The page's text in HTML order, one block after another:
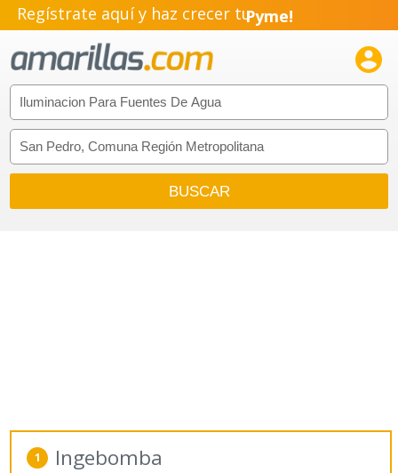
Regístrate aquí y haz crecer tuPyme!
Emprendimiento!

1 Ingebomba